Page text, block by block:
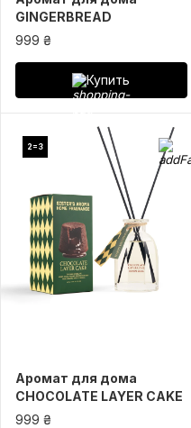
GINGERBREAD
999 ₴
Купить
2=3
Аромат для дома
CHOCOLATE LAYER CAKE
999 ₴